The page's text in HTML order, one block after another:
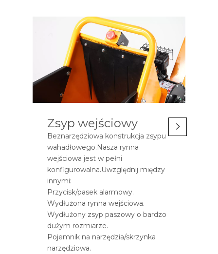
Zsyp wejściowy
Beznarzędziowa konstrukcja zsypu
wahadłowego.Nasza rynna
wejściowa jest w pełni
konfigurowalna.Uwzględnij między
innymi:
Przycisk/pasek alarmowy.
Wydłużona rynna wejściowa.
Wydłużony zsyp paszowy o bardzo
dużym rozmiarze.
Pojemnik na narzędzia/skrzynka
narzędziowa.